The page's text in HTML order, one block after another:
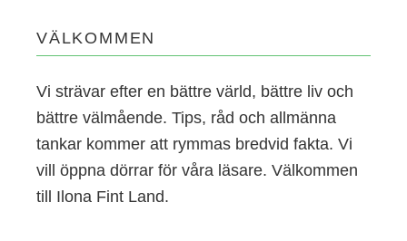
VÄLKOMMEN
Vi strävar efter en bättre värld, bättre liv och
bättre välmående. Tips, råd och allmänna
tankar kommer att rymmas bredvid fakta. Vi
vill öppna dörrar för våra läsare. Välkommen
till Ilona Fint Land.